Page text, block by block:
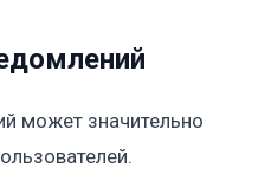
может значительно